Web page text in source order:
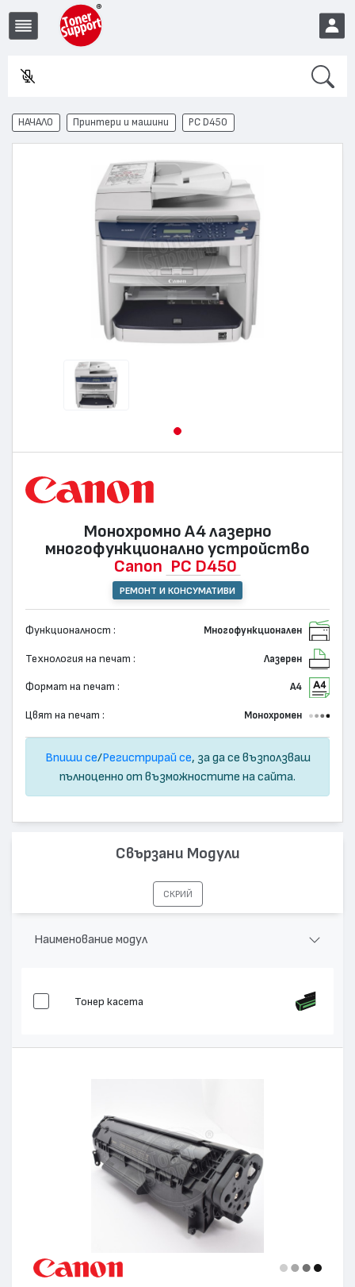
EUR
НАЧАЛО Принтери и машини PC D450
Монохромно А4 лазернo
многофункционално устройство
Canon PC D450
РЕМОНТ И КОНСУМАТИВИ
Функционалност : Многофункционален
Технология на печат : Лазерен
Формат на печат : А4
Цвят на печат : Монохромен
Впиши се/Регистрирай се, за да се възползваш
пълноценно от възможностите на сайта.
Свързани Модули
СКРИЙ
Наименование модул
Тонер касета